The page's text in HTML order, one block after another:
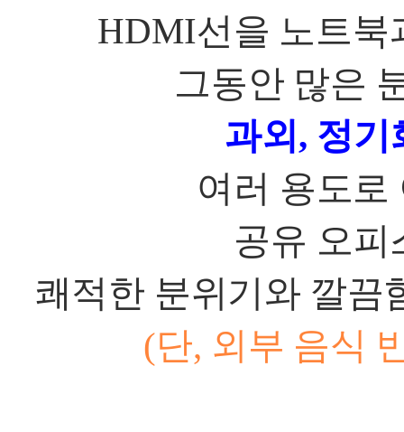
HDMI선을 노트북
그동안 많은
과외 , 정기
여러 용도로
공유 오피
쾌적한 분위기와 깔끔
(단, 외부 음식